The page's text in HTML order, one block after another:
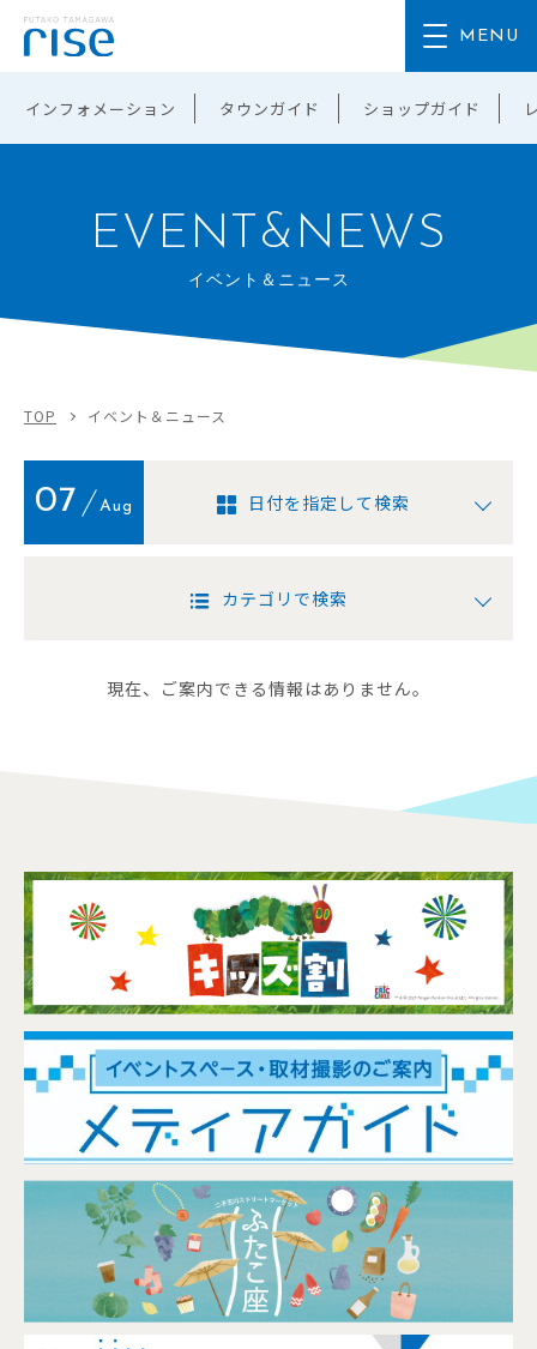
インフォメーション タウンガイド ショップガイド
EVENT&NEWS
イベント＆ニュース
TOP イベント＆ニュース
07 Aug 日付を指定して検索
カテゴリで検索
現在、ご案内できる情報はありません。